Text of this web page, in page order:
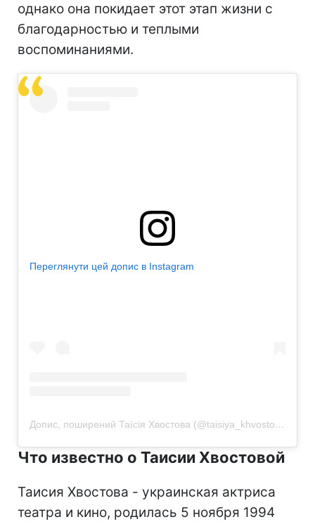
однако она покидает этот этап жизни с
благодарностью и теплыми
воспоминаниями.
Переглянути цей допис в Instagram
Допис, поширений Таїсія Хвостова (@taisiya_khvostova)
Что известно о Таисии Хвостовой
Таисия Хвостова - украинская актриса
театра и кино, родилась 5 ноября 1994